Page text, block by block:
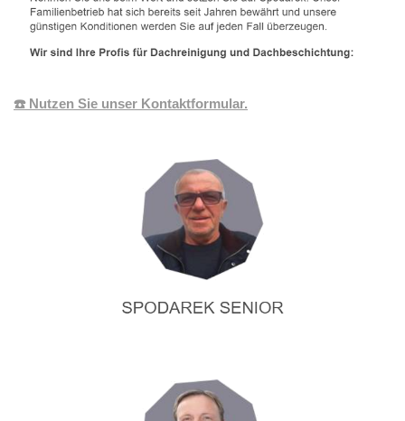
☎️ Nutzen Sie unser Kontaktformular.